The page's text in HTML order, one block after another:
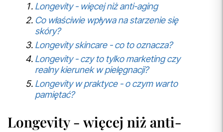
Longevity - więcej niż anti-aging
Co właściwie wpływa na starzenie się
skóry?
Longevity skincare - co to oznacza?
Longevity - czy to tylko marketing czy
realny kierunek w pielęgnacji?
Longevity w praktyce - o czym warto
pamiętać?
Longevity - więcej niż anti-